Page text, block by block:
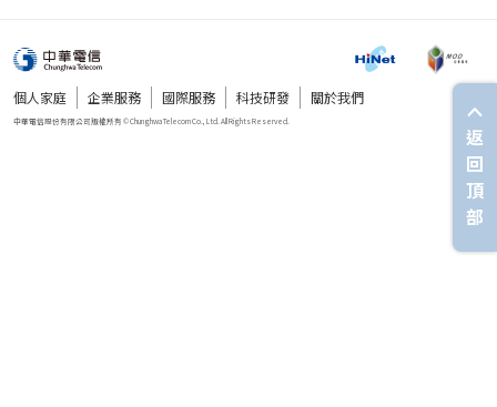
個人家庭 企業服務 國際服務 科技研發 關於我們
返
回
頂
部